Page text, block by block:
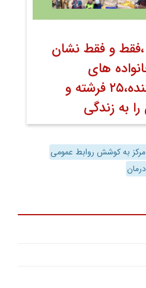
،فقط و فقط نشان
های
جانبخش اهداکننده،۲۵ فرشته و
به زندگی
مرکز به کوشش روابط عمومی